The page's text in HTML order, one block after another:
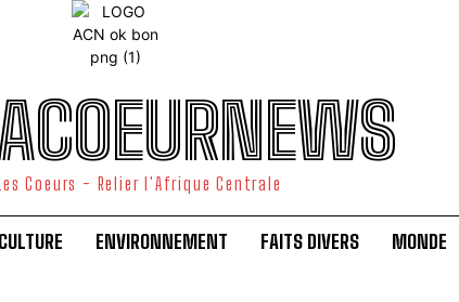
Coeurs - Relier l'Afrique Centrale
CULTURE ENVIRONNEMENT FAITS DIVERS MONDE